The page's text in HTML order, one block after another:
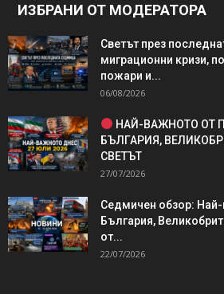
ИЗБРАНИ ОТ МОДЕРАТОРА
Светът през
миграционни кризи,
пожари и...
06/08/2026
НАЙ-ВАЖНОТО ОТ
БЪЛГАРИЯ,
СВЕТЪТ
27/07/2026
Седмичен обзор:
България,
от...
22/07/2026